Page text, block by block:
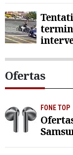
Ofertas
FONE TOP